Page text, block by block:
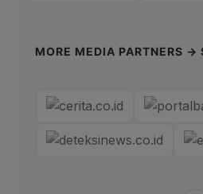
MORE MEDIA PARTNERS →